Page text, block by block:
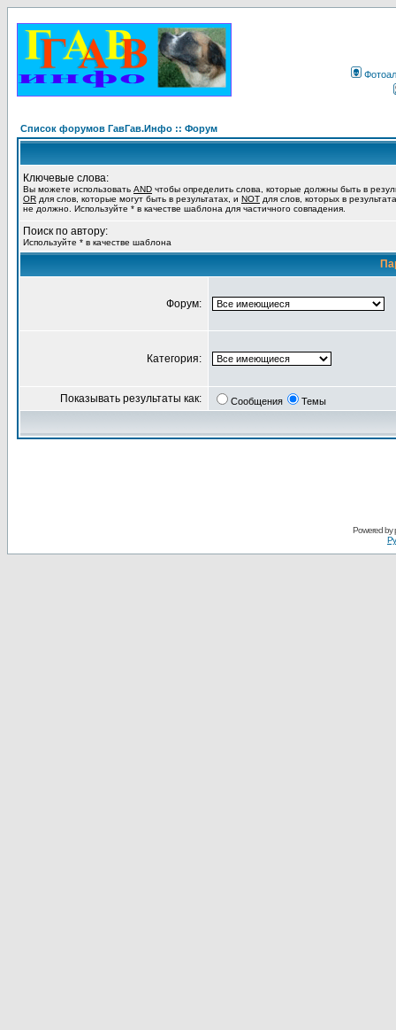
Список форумов ГавГав.Инфо :: Форум
Ключевые слова:
Вы можете использовать AND чтобы определить слова, которые должны быть в
OR для слов, которые могут быть в результатах, и NOT для слов, которых в
не должно. Используйте * в качестве шаблона для частичного совпадения.
Поиск по автору:
Используйте * в качестве шаблона
Форум:
Категория:
Показывать результаты как: Сообщения Темы
Powered by